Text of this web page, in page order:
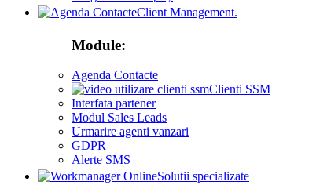
Client Management.
Module:
Agenda Contacte
Clienti SSM
Interfata partener
Modul Sales Leads
Urmarire agenti vanzari
GDPR
Alerte SMS
Solutii specializate